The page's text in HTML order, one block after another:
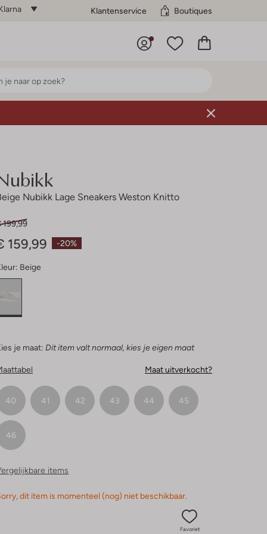
Klantenservice Boutiques
Nubikk Lage Sneakers Weston Knitto
-20%
199,99
159,99
Beige
je maat: Dit item valt normaal, kies je eigen maat
Maat uitverkocht?
40 41 42 43 44 45
46
items
dit item is momenteel (nog) niet beschikbaar.
Favoriet